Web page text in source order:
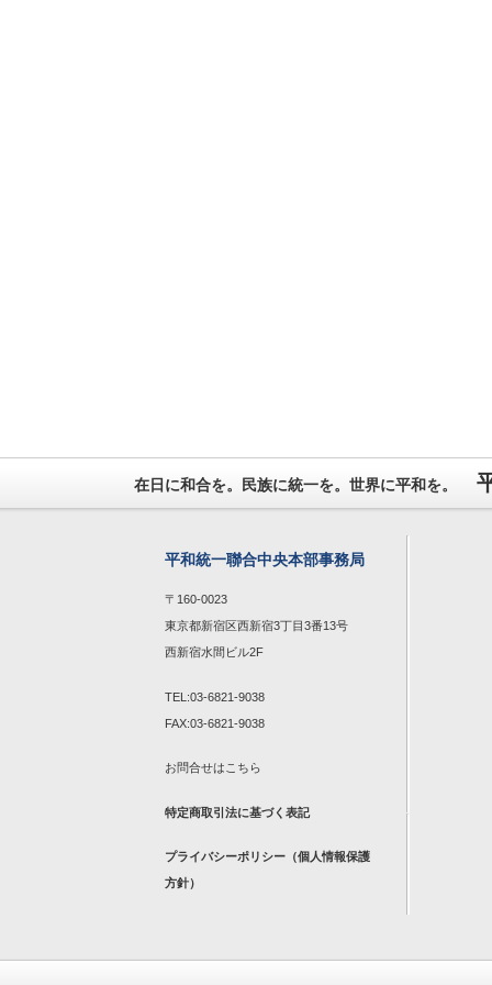
在日に和合を。民族に統一を。世界に平和を。
平和統一聯合中央本部事務局
〒160-0023
東京都新宿区西新宿3丁目3番13号
西新宿水間ビル2F
TEL:03-6821-9038
FAX:03-6821-9038
お問合せは こちら
特定商取引法に基づく表記
プライバシーポリシー（個人情報保護
方針）